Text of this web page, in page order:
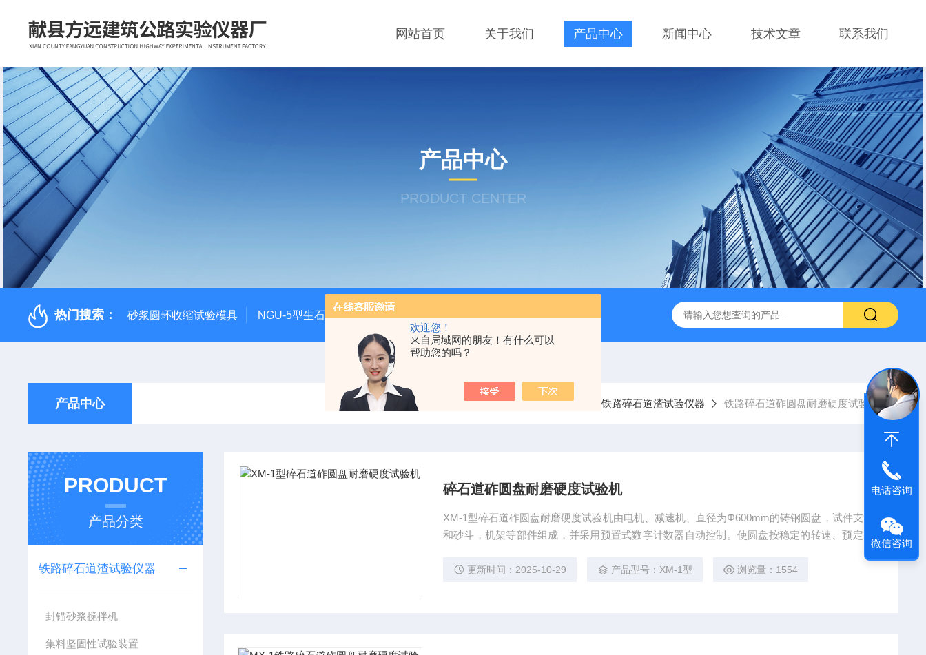
欢迎您！
来自局域网的朋友！有什么可以
帮助您的吗？
网站首页 关于我们 产品中心 新闻中心 技术文章 联系我们
产品中心
PRODUCT CENTER
热门搜索： 砂浆圆环收缩试验模具 NGU-5型生石灰消化器（保温带盖消化器） *GB/T 50080-2016标准普通混凝土泌水率试验容量筒试验方法 生石灰浆渣测定仪
产品中心 当前位置：首页 产品中心 铁路碎石道渣试验仪器 铁路碎石道砟圆盘耐磨硬度试验机
PRODUCT
产品分类
铁路碎石道渣试验仪器
封锚砂浆搅拌机
集料坚固性试验装置
碎石道砟圆盘耐磨硬度试验机
XM-1型碎石道砟圆盘耐磨硬度试验机由电机、减速机、直径为Φ600mm的铸钢圆盘，试件支筒
和砂斗，机架等部件组成，并采用预置式数字计数器自动控制。使圆盘按稳定的转速、预定的
更新时间：2025-10-29 产品型号：XM-1型 浏览量：1554
电话咨询
微信咨询